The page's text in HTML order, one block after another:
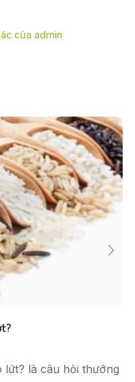
của admin
lứt? là câu hỏi thưỡng